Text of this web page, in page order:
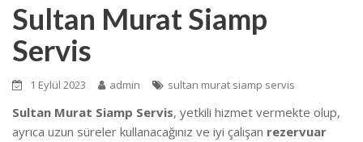
Sultan Murat Siamp
Servis
1 Eylül 2023 admin sultan murat siamp servis
Sultan Murat Siamp Servis, yetkili hizmet vermekte olup,
ayrıca uzun süreler kullanacağınız ve iyi çalışan rezervuar